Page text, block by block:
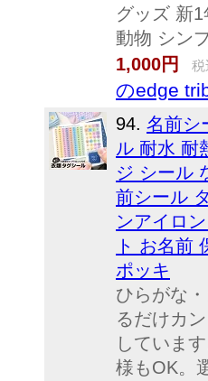
グッズ 新
動物 シン
1,000円
税
のedge
94. 名前シ
ル 耐水 耐
ジ シール
前シール
ンアイロ
ト お名前
ポッキ
ひらがな
るだけカ
していま
様もOK。